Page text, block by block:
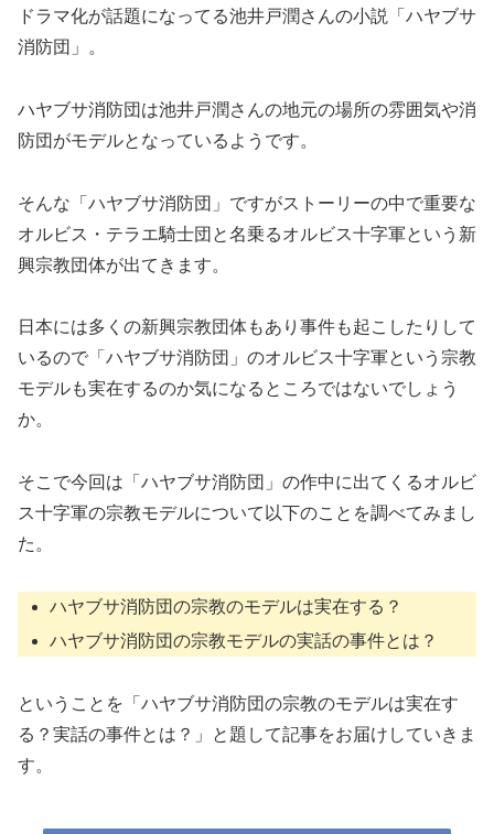
ドラマ化が話題になってる池井戸潤さんの小説「ハヤブサ
消防団」。
ハヤブサ消防団は池井戸潤さんの地元の場所の雰囲気や消
防団がモデルとなっているようです。
そんな「ハヤブサ消防団」ですがストーリーの中で重要な
オルビス・テラエ騎士団と名乗るオルビス十字軍という新
興宗教団体が出てきます。
日本には多くの新興宗教団体もあり事件も起こしたりして
いるので「ハヤブサ消防団」のオルビス十字軍という宗教
モデルも実在するのか気になるところではないでしょう
か。
そこで今回は「ハヤブサ消防団」の作中に出てくるオルビ
ス十字軍の宗教モデルについて以下のことを調べてみまし
た。
ハヤブサ消防団の宗教のモデルは実在する？
ハヤブサ消防団の宗教モデルの実話の事件とは？
ということを「ハヤブサ消防団の宗教のモデルは実在す
る？実話の事件とは？」と題して記事をお届けしていきま
す。